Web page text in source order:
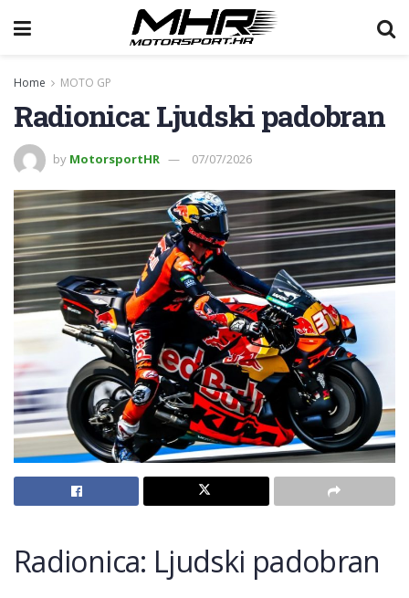
Home MOTO GP
Radionica: Ljudski padobran
by MotorsportHR 07/07/2026
Radionica: Ljudski padobran